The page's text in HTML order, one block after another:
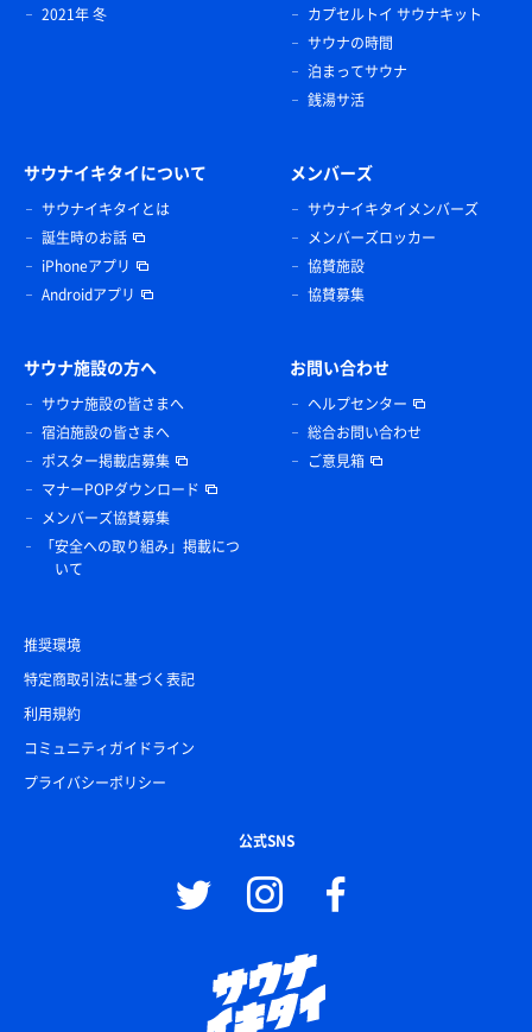
2021年 冬
カプセルトイ サウナキット
サウナの時間
泊まってサウナ
銭湯サ活
サウナイキタイについて
サウナイキタイとは
誕生時のお話
iPhoneアプリ
Androidアプリ
メンバーズ
サウナイキタイメンバーズ
メンバーズロッカー
協賛施設
協賛募集
サウナ施設の方へ
サウナ施設の皆さまへ
宿泊施設の皆さまへ
ポスター掲載店募集
マナーPOPダウンロード
メンバーズ協賛募集
「安全への取り組み」掲載につ
いて
お問い合わせ
ヘルプセンター
総合お問い合わせ
ご意見箱
推奨環境
特定商取引法に基づく表記
利用規約
コミュニティガイドライン
プライバシーポリシー
公式SNS